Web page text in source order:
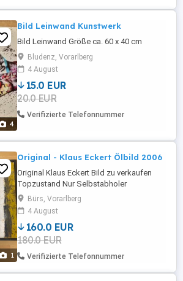
4
Bild Leinwand Kunstwerk
Bild Leinwand Größe ca. 60 x 40 cm
Bludenz, Vorarlberg
4 August
15.0 EUR
20.0 EUR
Verifizierte Telefonnummer
1
Original - Klaus Eckert Ölbild 2006
Original Klaus Eckert Bild zu verkaufen
Topzustand Nur Selbstabholer
Bürs, Vorarlberg
4 August
160.0 EUR
180.0 EUR
Verifizierte Telefonnummer